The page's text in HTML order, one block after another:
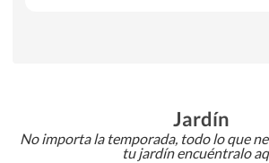
Jardín
No importa la temporada, todo lo que
tu jardín encuéntralo